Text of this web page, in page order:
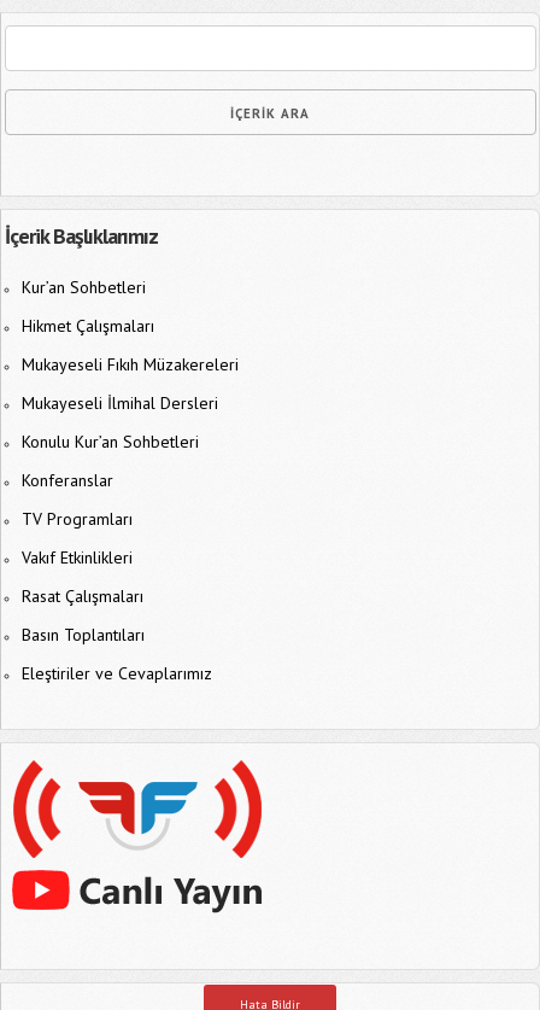
İçerik Başlıklarımız
Kur’an Sohbetleri
Hikmet Çalışmaları
Mukayeseli Fıkıh Müzakereleri
Mukayeseli İlmihal Dersleri
Konulu Kur’an Sohbetleri
Konferanslar
TV Programları
Vakıf Etkinlikleri
Rasat Çalışmaları
Basın Toplantıları
Eleştiriler ve Cevaplarımız
Hata Bildir